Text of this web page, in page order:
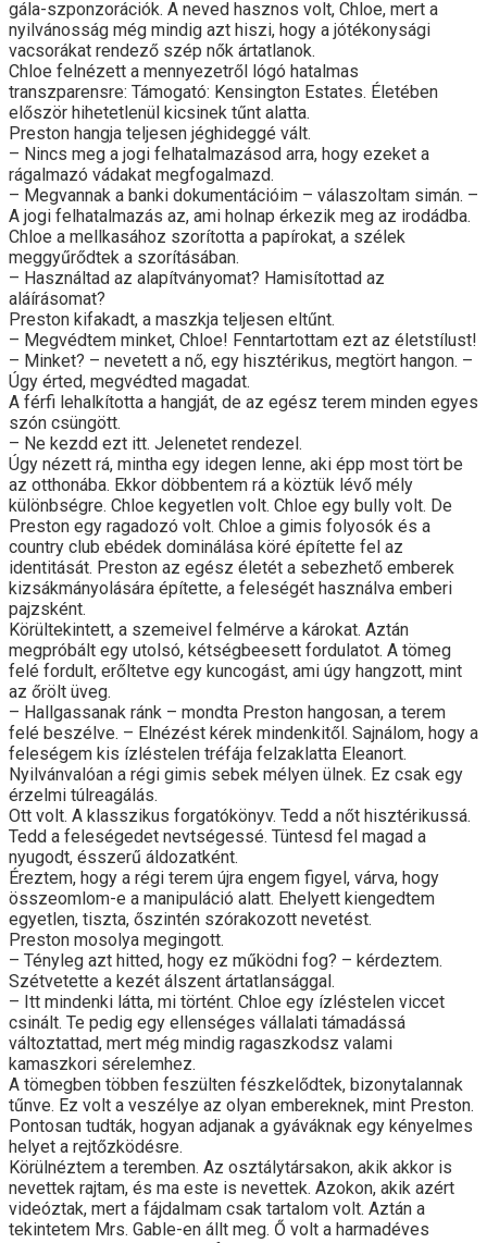
gála-szponzorációk. A neved hasznos volt, Chloe, mert a
nyilvánosság még mindig azt hiszi, hogy a jótékonysági
vacsorákat rendező szép nők ártatlanok.
Chloe felnézett a mennyezetről lógó hatalmas
transzparensre: Támogató: Kensington Estates. Életében
először hihetetlenül kicsinek tűnt alatta.
Preston hangja teljesen jéghideggé vált.
– Nincs meg a jogi felhatalmazásod arra, hogy ezeket a
rágalmazó vádakat megfogalmazd.
– Megvannak a banki dokumentációim – válaszoltam simán. –
A jogi felhatalmazás az, ami holnap érkezik meg az irodádba.
Chloe a mellkasához szorította a papírokat, a szélek
meggyűrődtek a szorításában.
– Használtad az alapítványomat? Hamisítottad az
aláírásomat?
Preston kifakadt, a maszkja teljesen eltűnt.
– Megvédtem minket, Chloe! Fenntartottam ezt az életstílust!
– Minket? – nevetett a nő, egy hisztérikus, megtört hangon. –
Úgy érted, megvédted magadat.
A férfi lehalkította a hangját, de az egész terem minden egyes
szón csüngött.
– Ne kezdd ezt itt. Jelenetet rendezel.
Úgy nézett rá, mintha egy idegen lenne, aki épp most tört be
az otthonába. Ekkor döbbentem rá a köztük lévő mély
különbségre. Chloe kegyetlen volt. Chloe egy bully volt. De
Preston egy ragadozó volt. Chloe a gimis folyosók és a
country club ebédek dominálása köré építette fel az
identitását. Preston az egész életét a sebezhető emberek
kizsákmányolására építette, a feleségét használva emberi
pajzsként.
Körültekintett, a szemeivel felmérve a károkat. Aztán
megpróbált egy utolsó, kétségbeesett fordulatot. A tömeg
felé fordult, erőltetve egy kuncogást, ami úgy hangzott, mint
az őrölt üveg.
– Hallgassanak ránk – mondta Preston hangosan, a terem
felé beszélve. – Elnézést kérek mindenkitől. Sajnálom, hogy a
feleségem kis ízléstelen tréfája felzaklatta Eleanort.
Nyilvánvalóan a régi gimis sebek mélyen ülnek. Ez csak egy
érzelmi túlreagálás.
Ott volt. A klasszikus forgatókönyv. Tedd a nőt hisztérikussá.
Tedd a feleségedet nevtségessé. Tüntesd fel magad a
nyugodt, ésszerű áldozatként.
Éreztem, hogy a régi terem újra engem figyel, várva, hogy
összeomlom-e a manipuláció alatt. Ehelyett kiengedtem
egyetlen, tiszta, őszintén szórakozott nevetést.
Preston mosolya megingott.
– Tényleg azt hitted, hogy ez működni fog? – kérdeztem.
Szétvetette a kezét álszent ártatlansággal.
– Itt mindenki látta, mi történt. Chloe egy ízléstelen viccet
csinált. Te pedig egy ellenséges vállalati támadássá
változtattad, mert még mindig ragaszkodsz valami
kamaszkori sérelemhez.
A tömegben többen feszülten fészkelődtek, bizonytalannak
tűnve. Ez volt a veszélye az olyan embereknek, mint Preston.
Pontosan tudták, hogyan adjanak a gyáváknak egy kényelmes
helyet a rejtőzködésre.
Körülnéztem a teremben. Az osztálytársakon, akik akkor is
nevettek rajtam, és ma este is nevettek. Azokon, akik azért
videóztak, mert a fájdalmam csak tartalom volt. Aztán a
tekintetem Mrs. Gable-en állt meg. Ő volt a harmadéves